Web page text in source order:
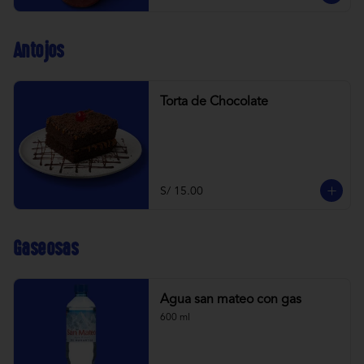
Antojos
Torta de Chocolate
S/ 15.00
Gaseosas
Agua san mateo con gas
600 ml